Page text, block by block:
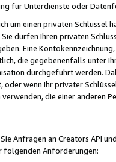
für Unterdienste oder
um einen privaten
dürfen Ihren privaten
Eine
die gegebenenfalls unter
durchgeführt werden.
oder wenn Ihr privater
die einer anderen
Sie Anfragen an Creators API
folgenden Anforderungen: